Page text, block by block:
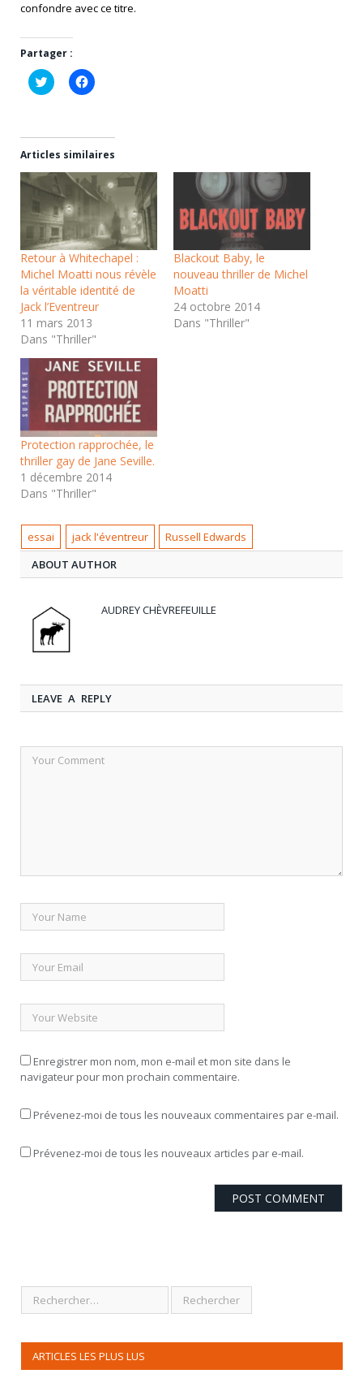
confondre avec ce titre.
Partager :
Cliquez
pour
nouvelle
Cliquez
pour
nouvelle
Articles similaires
Retour à Whitechapel :
Michel Moatti nous révèle
la véritable identité de
Jack l’Eventreur
11 mars 2013
Dans "Thriller"
Blackout Baby, le
nouveau thriller de Michel
Moatti
24 octobre 2014
Dans "Thriller"
Protection rapprochée, le
thriller gay de Jane Seville.
1 décembre 2014
Dans "Thriller"
essai jack l'éventreur
Russell Edwards
ABOUT AUTHOR
AUDREY CHÈVREFEUILLE
LEAVE A REPLY
Enregistrer mon nom, mon e-mail et mon site dans le
navigateur pour mon prochain commentaire.
Prévenez-moi de tous les nouveaux commentaires par e-mail.
Prévenez-moi de tous les nouveaux articles par e-mail.
ARTICLES LES PLUS LUS